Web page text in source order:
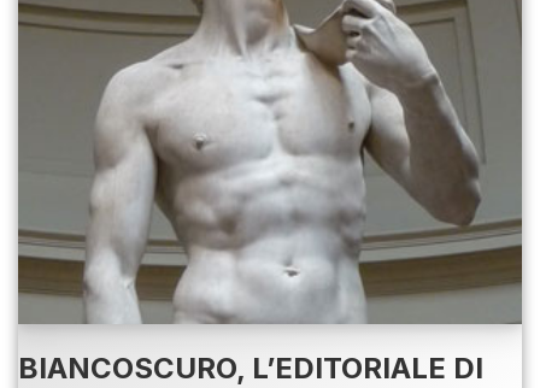
BIANCOSCURO, L’EDITORIALE DI